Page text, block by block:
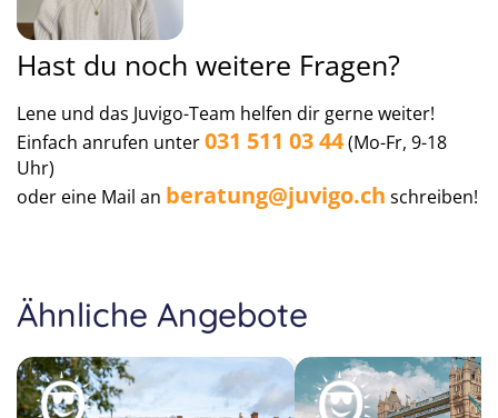
Hast du noch weitere Fragen?
Lene und das Juvigo-Team helfen dir gerne weiter!
Einfach anrufen unter031 511 03 44(Mo-Fr, 9-18
Uhr)
oder eine Mail an beratung@juvigo.ch schreiben!
Ähnliche Angebote